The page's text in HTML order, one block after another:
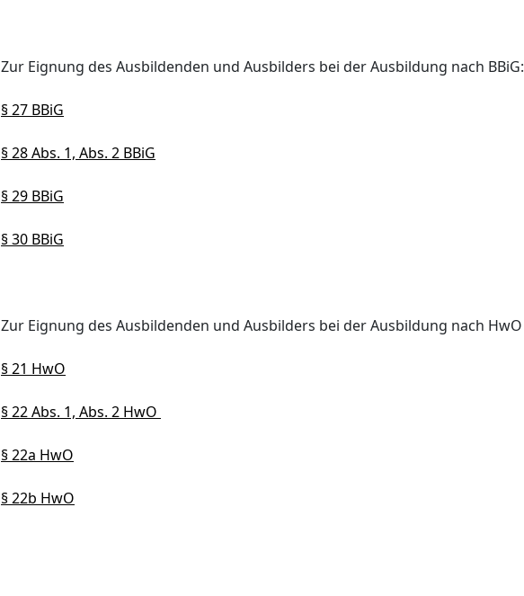
Zur Eignung des Ausbildenden und Ausbilders bei der Ausbildung nach BBiG:
§ 27 BBiG
§ 28 Abs. 1, Abs. 2 BBiG
§ 29 BBiG
§ 30 BBiG
Zur Eignung des Ausbildenden und Ausbilders bei der Ausbildung nach HwO
§ 21 HwO
§ 22 Abs. 1, Abs. 2 HwO
§ 22a HwO
§ 22b HwO